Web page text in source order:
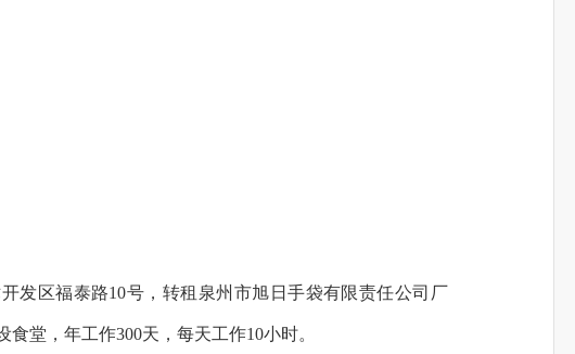
发区福泰路10号，转租泉州市旭日手袋有限责任公司厂
食堂，年工作300天，每天工作10小时。